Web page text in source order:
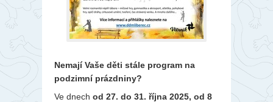
Nemají Vaše děti stále program na
podzimní prázdniny?
Ve dnech od 27. do 31. října 2025, od 8